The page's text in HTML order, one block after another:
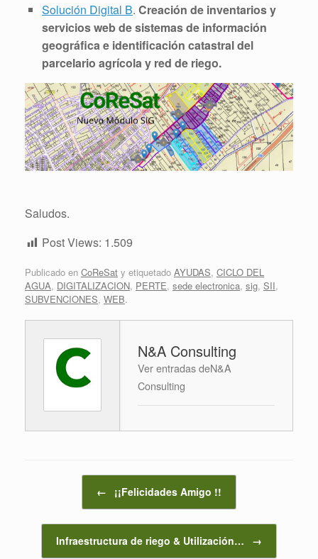
Solución Digital B. Creación de inventarios y
servicios web de sistemas de información
geográfica e identificación catastral del
parcelario agrícola y red de riego.
Saludos.
Post Views: 1.509
Publicado en CoReSat y etiquetado AYUDAS, CICLO DEL
AGUA, DIGITALIZACION, PERTE, sede electronica, sig, SII,
SUBVENCIONES, WEB.
N&A Consulting
Ver entradas deN&A
Consulting
Navegador de artículos
← ¡¡Felicidades Amigo !!
Infraestructura de riego & Utilización… →